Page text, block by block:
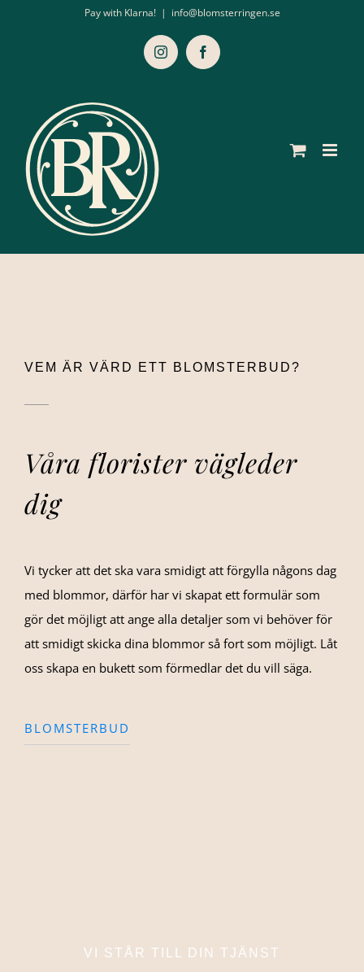
Pay with Klarna! | info@blomsterringen.se
InstagramFacebook
VEM ÄR VÄRD ETT BLOMSTERBUD?
Våra florister vägleder
dig
Vi tycker att det ska vara smidigt att förgylla någons dag
med blommor, därför har vi skapat ett formulär som
gör det möjligt att ange alla detaljer som vi behöver för
att smidigt skicka dina blommor så fort som möjligt. Låt
oss skapa en bukett som förmedlar det du vill säga.
BLOMSTERBUD
VI STÅR TILL DIN TJÄNST